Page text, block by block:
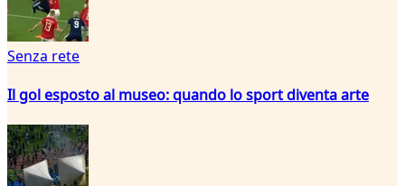
Senza rete
Il gol esposto al museo: quando lo sport diventa arte